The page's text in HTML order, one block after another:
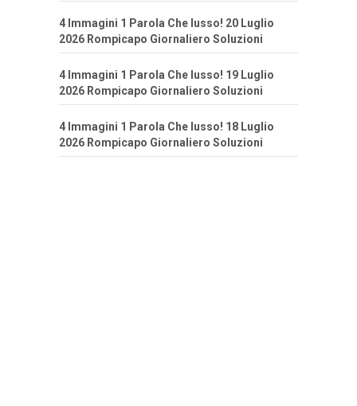
4 Immagini 1 Parola Che lusso! 20 Luglio
2026 Rompicapo Giornaliero Soluzioni
4 Immagini 1 Parola Che lusso! 19 Luglio
2026 Rompicapo Giornaliero Soluzioni
4 Immagini 1 Parola Che lusso! 18 Luglio
2026 Rompicapo Giornaliero Soluzioni